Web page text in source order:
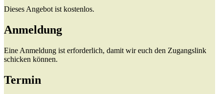
Dieses Angebot ist kostenlos.
Anmeldung
Eine Anmeldung ist erforderlich, damit wir euch den Zugangslink
schicken können.
Termin